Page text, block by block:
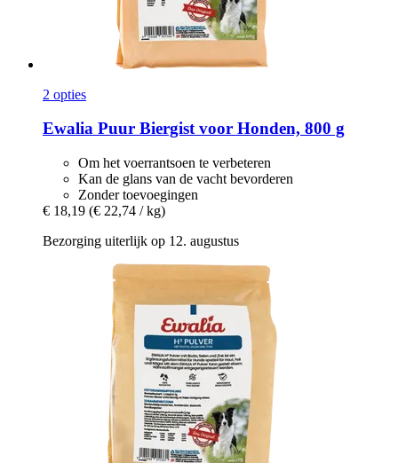
2 opties
Ewalia Puur Biergist voor Honden, 800 g
Om het voerrantsoen te verbeteren
Kan de glans van de vacht bevorderen
Zonder toevoegingen
€ 18,19 (€ 22,74 / kg)
Bezorging uiterlijk op 12. augustus